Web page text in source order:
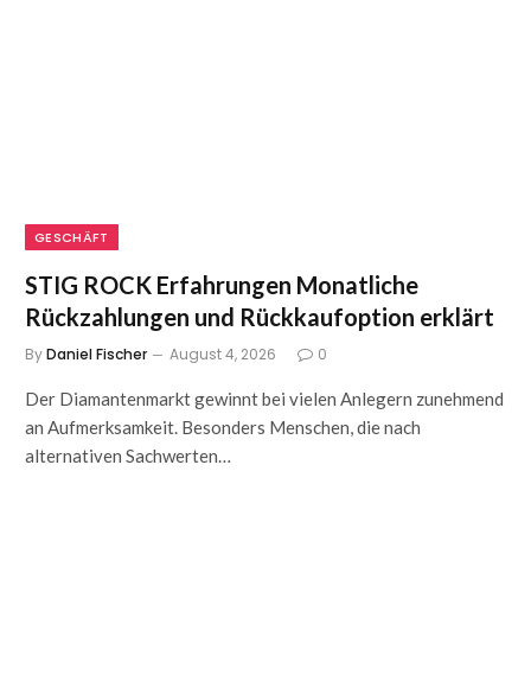
GESCHÄFT
STIG ROCK Erfahrungen Monatliche
Rückzahlungen und Rückkaufoption erklärt
ByDaniel Fischer August 4, 2026 0
Der Diamantenmarkt gewinnt bei vielen Anlegern zunehmend
an Aufmerksamkeit. Besonders Menschen, die nach
alternativen Sachwerten…